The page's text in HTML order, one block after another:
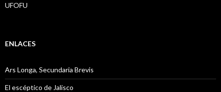
UFOFU
ENLACES
Ars Longa, Secundaria Brevis
El escéptico de Jalisco